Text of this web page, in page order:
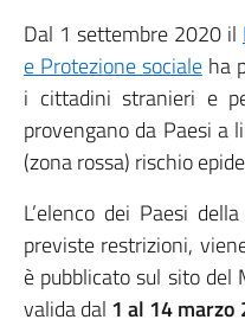
Dal 1 settembre 2020 il
e Protezione socialeha
i cittadini stranieri e
provengano da Paesi a
(zona rossa) rischio
L’elenco dei Paesi
previste restrizioni,
è pubblicato sul sito del
valida dal 1 al 14 marzo